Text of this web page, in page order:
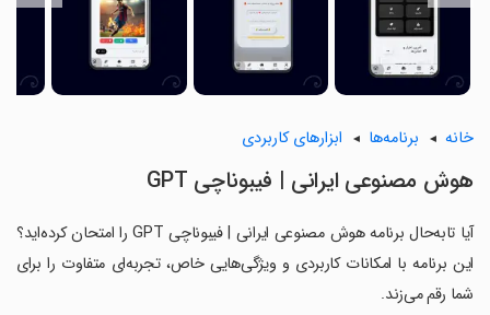
خانه برنامه‌ها ابزارهای کاربردی
‏‏‏‏‏‏‏‏‏‏‏‏‏‏‏‏‏‏‏‏‏‏‏‏‏‏‏‏‏‏‏‏‏‏‏‏‏هوش مصنوعی ایرانی | فیبوناچی GPT
آیا تابه‌حال برنامه ‏‏‏‏‏‏‏‏‏‏‏‏‏‏‏‏‏‏‏‏‏‏‏‏‏‏‏‏‏‏‏‏‏‏‏‏‏هوش مصنوعی ایرانی | فیبوناچی GPT را امتحان کرده‌اید؟
این برنامه با امکانات کاربردی و ویژگی‌هایی خاص، تجربه‌ای متفاوت را برای
شما رقم می‌زند.